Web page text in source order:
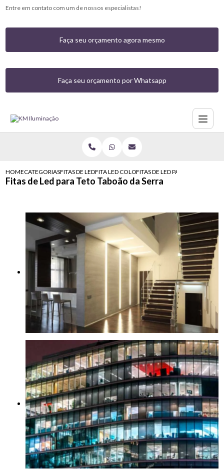
Entre em contato com um de nossos especialistas!
Faça seu orçamento agora mesmo
Faça seu orçamento por Whatsapp
HOMECATEGORIASFITAS DE LEDFITA LED COLORIDA COM CONTROLE
FITAS DE LED PARA TETO
Fitas de Led para Teto Taboão da Serra